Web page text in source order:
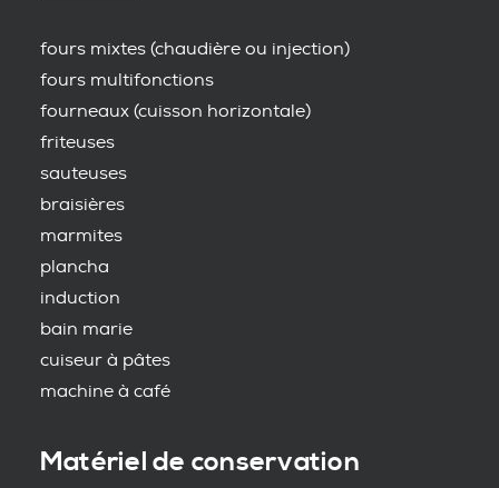
fours mixtes (chaudière ou injection)
fours multifonctions
fourneaux (cuisson horizontale)
friteuses
sauteuses
braisières
marmites
plancha
induction
bain marie
cuiseur à pâtes
machine à café
Matériel de conservation